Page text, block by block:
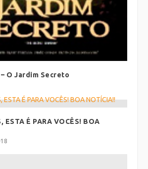
– O Jardim Secreto
ESTA É PARA VOCÊS! BOA